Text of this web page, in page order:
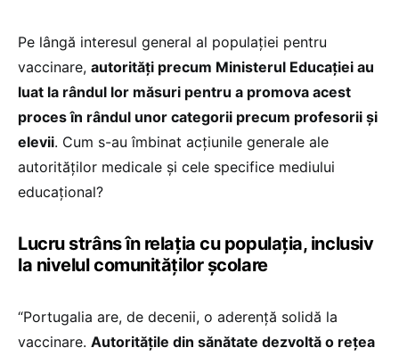
Pe lângă interesul general al populației pentru
vaccinare, autorități precum Ministerul Educației au
luat la rândul lor măsuri pentru a promova acest
proces în rândul unor categorii precum profesorii și
elevii. Cum s-au îmbinat acțiunile generale ale
autorităților medicale și cele specifice mediului
educațional?
Lucru strâns în relația cu populația, inclusiv
la nivelul comunităților școlare
“Portugalia are, de decenii, o aderență solidă la
vaccinare. Autoritățile din sănătate dezvoltă o rețea